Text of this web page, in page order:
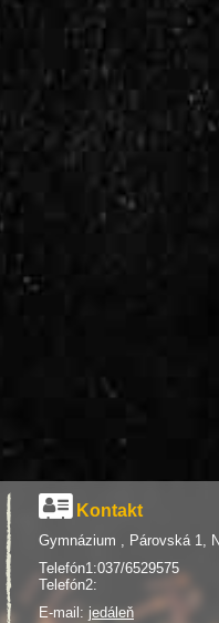
Kontakt
Gymnázium , Párovská 1,
Telefón1:037/6529575
Telefón2:
E-mail: jedáleň